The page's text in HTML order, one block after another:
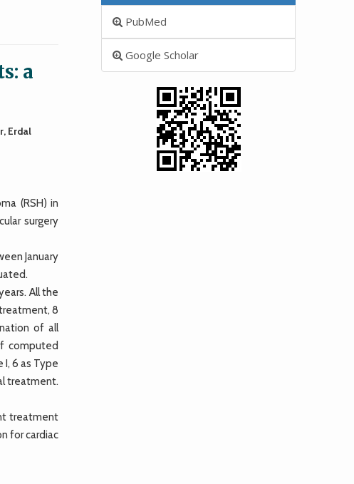
a
Erdal
(RSH) in
surgery
January
All the
8
of all
computed
6 as Type
treatment.
treatment
for cardiac
PubMed
Google Scholar